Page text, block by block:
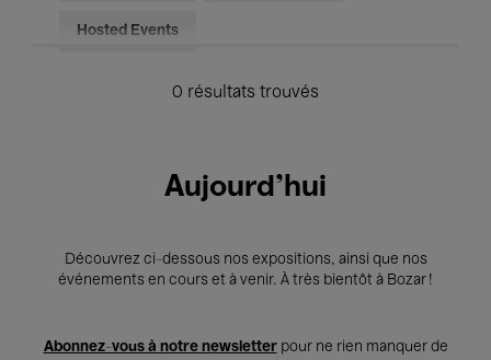
Hosted Events
0 résultats trouvés
Aujourd'hui
Découvrez ci-dessous nos expositions, ainsi que nos
événements en cours et à venir. À très bientôt à Bozar !
Abonnez-vous à notre newsletterpour ne rien manquer de